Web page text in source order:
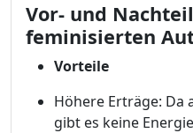
Vor- und
feminisierten
Vorteile
Höhere Erträge: Da
gibt es keine